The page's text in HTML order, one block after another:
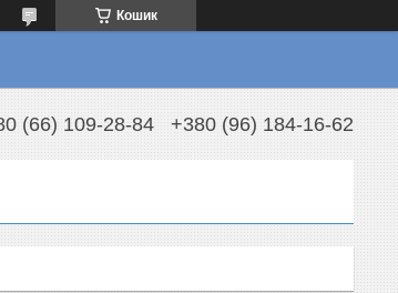
Кошик
(66) 109-28-84 +380 (96) 184-16-62